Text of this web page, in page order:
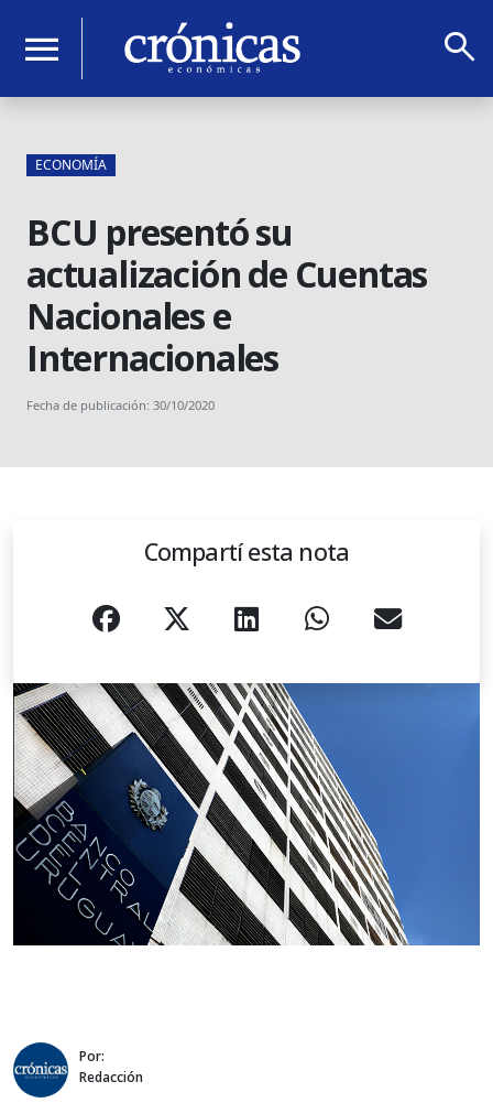
menu search
ECONOMÍA
BCU presentó su
actualización de Cuentas
Nacionales e
Internacionales
Fecha de publicación: 30/10/2020
Compartí esta nota
Por:
Redacción